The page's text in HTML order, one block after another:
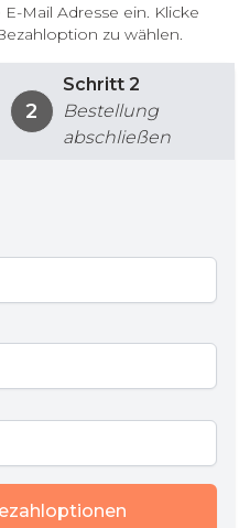
Mail Adresse ein. Klicke
zu wählen.
2
Schritt 2
Bestellung
abschließen